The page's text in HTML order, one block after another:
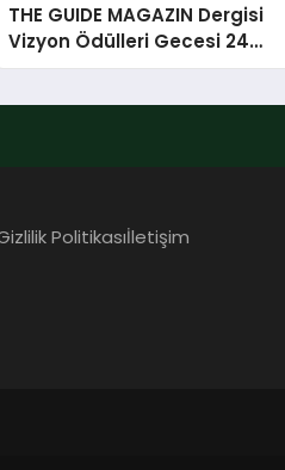
THE GUIDE MAGAZIN Dergisi
Vizyon Ödülleri Gecesi 24
Aralık’ta
Politikasıİletişim